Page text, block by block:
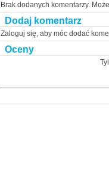
Brak dodanych komentarzy.
Dodaj komentarz
Zaloguj się, aby móc dodać
Oceny